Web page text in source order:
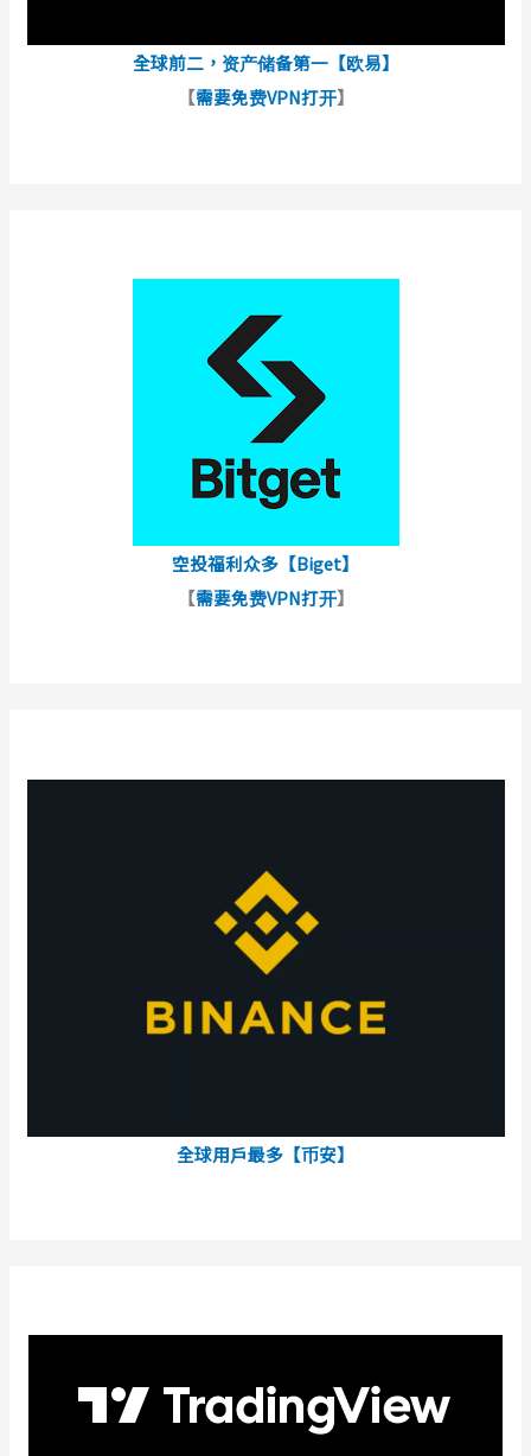
全球前二，资产储备第一【欧易】
【需要免费VPN打开】
空投福利众多【Biget】
【需要免费VPN打开】
全球用戶最多【币安】